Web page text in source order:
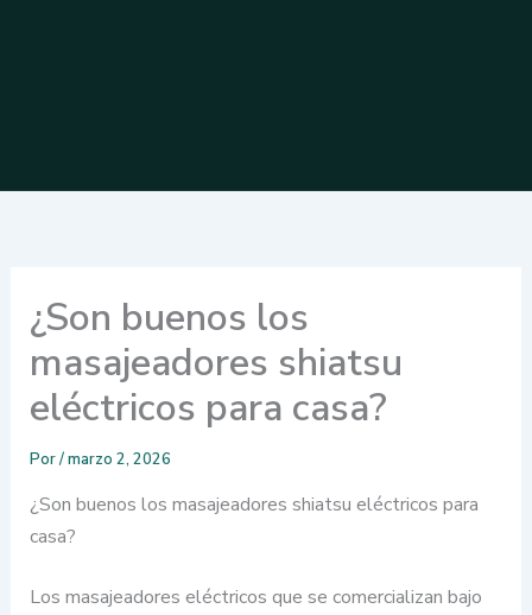
¿Son buenos los
masajeadores shiatsu
eléctricos para casa?
Por/marzo 2, 2026
¿Son buenos los masajeadores shiatsu eléctricos para
casa?
Los masajeadores eléctricos que se comercializan bajo